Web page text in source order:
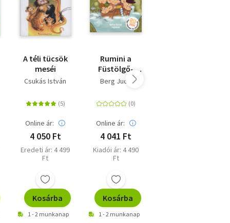
A téli tücsök
meséi
Csukás István
Online ár:
4 050 Ft
Eredeti ár: 4 499
Ft
Kosárba
1 - 2 munkanap
Rumini a
Füstölgő-
tengeren
Berg Judit
Online ár:
4 041 Ft
Kiadói ár: 4 490
Ft
Kosárba
1 - 2 munkanap